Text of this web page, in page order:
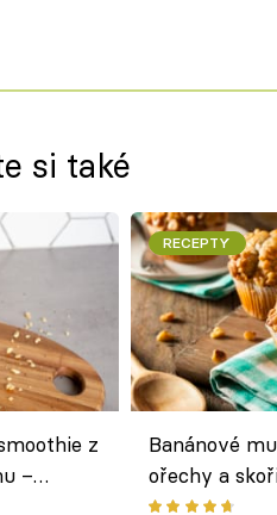
si také
z
–
RECEPTY
Banánové
ořechy a